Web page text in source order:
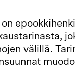
on
välillä.